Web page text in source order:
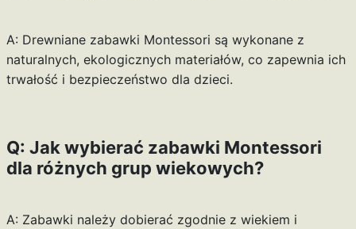
A: Drewniane zabawki Montessori są wykonane z
naturalnych, ekologicznych materiałów, co zapewnia ich
trwałość i bezpieczeństwo dla dzieci.
Q: Jak wybierać zabawki Montessori
dla różnych grup wiekowych?
A: Zabawki należy dobierać zgodnie z wiekiem i